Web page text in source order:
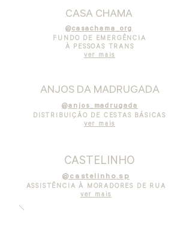
CASA CHAMA
@casachama_org
FUNDO DE EMERGÊNCIA
À PESSOAS TRANS
ver mais
ANJOS DA MADRUGADA
@anjos_madrugada
DISTRIBUIÇÃO DE CESTAS BÁSICAS
ver mais
CASTELINHO
@castelinho.sp
ASSISTÊNCIA À MORADORES DE RUA
ver mais